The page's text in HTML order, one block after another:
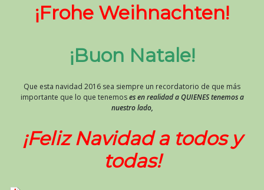
¡Frohe Weihnachten!
¡Buon Natale!
Que esta navidad 2016 sea siempre un recordatorio de que más
importante que lo que tenemoses en realidad a QUIENES tenemos a
nuestro lado,
¡Feliz Navidad a todos y
todas!